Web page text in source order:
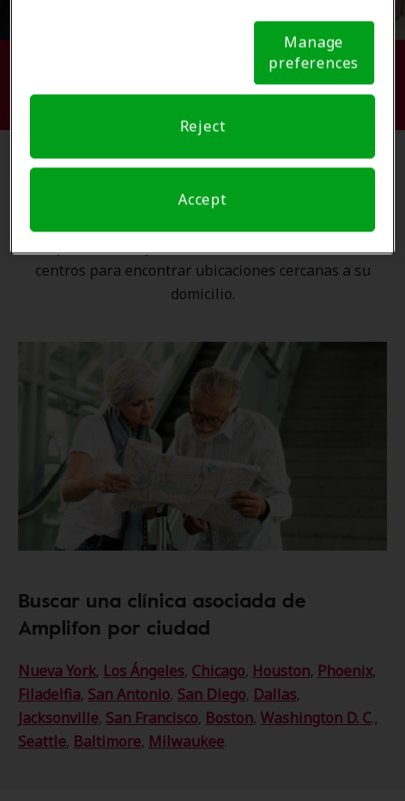
Notice (link here below). If you are using an opt-out
preference signal, we will honor that signal. Cookie
Manage
preferences
Reject
Accept
Busque su centro de atención
auditiva.
Gracias a nuestra
, ningún proveedor de
centros para encontrar ubicaciones cercanas a su
domicilio.
Buscar una clínica asociada de
Amplifon por ciudad
Nueva York, Los Ángeles, Chicago, Houston, Phoenix,
Filadelfia, San Antonio, San Diego, Dallas,
Jacksonville, San Francisco, Boston, Washington D. C.,
Seattle, Baltimore, Milwaukee.